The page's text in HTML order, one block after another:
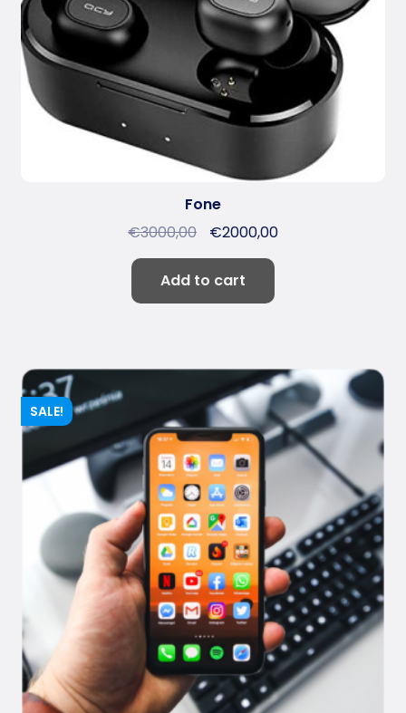
Fone
€3000,00 €2000,00
Add to cart
SALE!